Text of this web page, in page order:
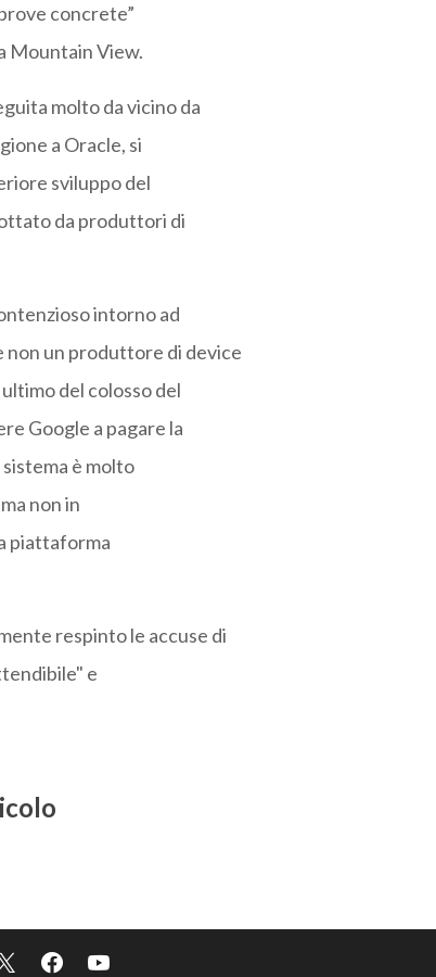
concrete”
Mountain View.
molto da vicino da
a Oracle, si
sviluppo del
da produttori di
intorno ad
un produttore di device
del colosso del
Google a pagare la
sistema è molto
non in
piattaforma
respinto le accuse di
e